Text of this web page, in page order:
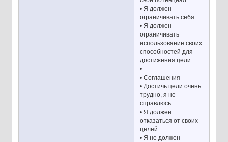
• Я должен
ограничивать себя
• Я должен
ограничивать
использование своих
способностей для
достижения цели
•
• Соглашения
• Достичь цели очень
трудно, я не
справлюсь
• Я должен
отказаться от своих
целей
• Я не должен